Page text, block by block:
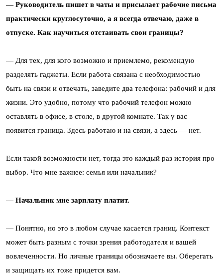
— Руководитель пишет в чаты и присылает рабочие письма
практически круглосуточно, а я всегда отвечаю, даже в
отпуске. Как научиться отстаивать свои границы?
— Для тех, для кого возможно и приемлемо, рекомендую
разделять гаджеты. Если работа связана с необходимостью
быть на связи и отвечать, заведите два телефона: рабочий и для
жизни. Это удобно, потому что рабочий телефон можно
оставлять в офисе, в столе, в другой комнате. Так у вас
появится граница. Здесь работаю и на связи, а здесь — нет.
Если такой возможности нет, тогда это каждый раз история про
выбор. Что мне важнее: семья или начальник?
— Начальник мне зарплату платит.
— Понятно, но это в любом случае касается границ. Контекст
может быть разным с точки зрения работодателя и вашей
вовлеченности. Но личные границы обозначаете вы. Оберегать
и защищать их тоже придется вам.